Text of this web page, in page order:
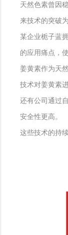
天然色素曾因
来技术的突破
某企业栀子蓝
的应用痛点，
姜黄素作为天
技术对姜黄素
还有公司通过
安全性更高。
这些技术的持